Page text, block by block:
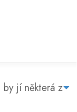
jí některá z